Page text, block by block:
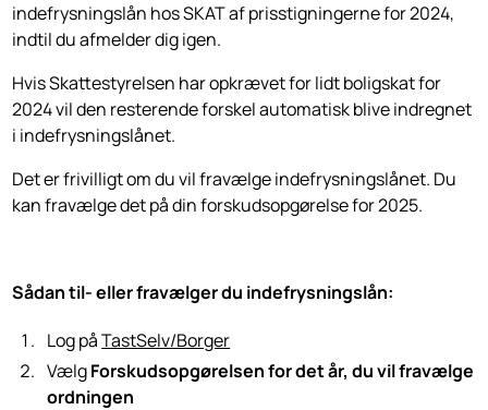
indefrysningslån hos SKAT af prisstigningerne for 2024,
indtil du afmelder dig igen.
Hvis Skattestyrelsen har opkrævet for lidt boligskat for
2024 vil den resterende forskel automatisk blive indregnet
i indefrysningslånet.
Det er frivilligt om du vil fravælge indefrysningslånet. Du
kan fravælge det på din forskudsopgørelse for 2025.
Sådan til- eller fravælger du indefrysningslån:
Log påTastSelv/Borger
VælgForskudsopgørelsen for det år, du vil fravælge
ordningen